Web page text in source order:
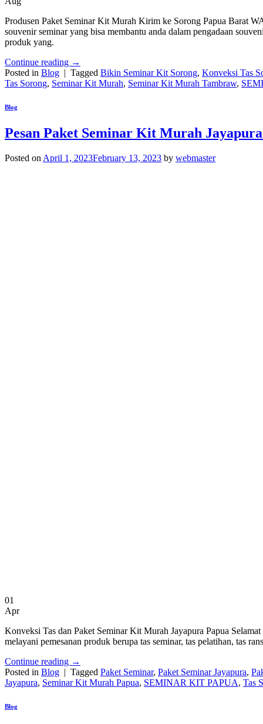
Produsen Paket Seminar Kit Murah Kirim ke Sorong Papua Barat
souvenir seminar yang bisa membantu anda dalam pengadaan
produk yang.
Continue reading →
Posted in Blog | Tagged Bikin Seminar Kit Sorong, Konveksi Tas
Tas Sorong, Seminar Kit Murah, Seminar Kit Murah Tambraw,
Blog
Pesan Paket Seminar Kit Murah
Posted on April 1, 2023February 13, 2023 by webmaster
01
Apr
Konveksi Tas dan Paket Seminar Kit Murah Jayapura Papua
melayani pemesanan produk berupa tas seminar, tas pelatihan, tas
Continue reading →
Posted in Blog | Tagged Paket Seminar, Paket Seminar Jayapura,
Jayapura, Seminar Kit Murah Papua, SEMINAR KIT PAPUA, Tas
Blog